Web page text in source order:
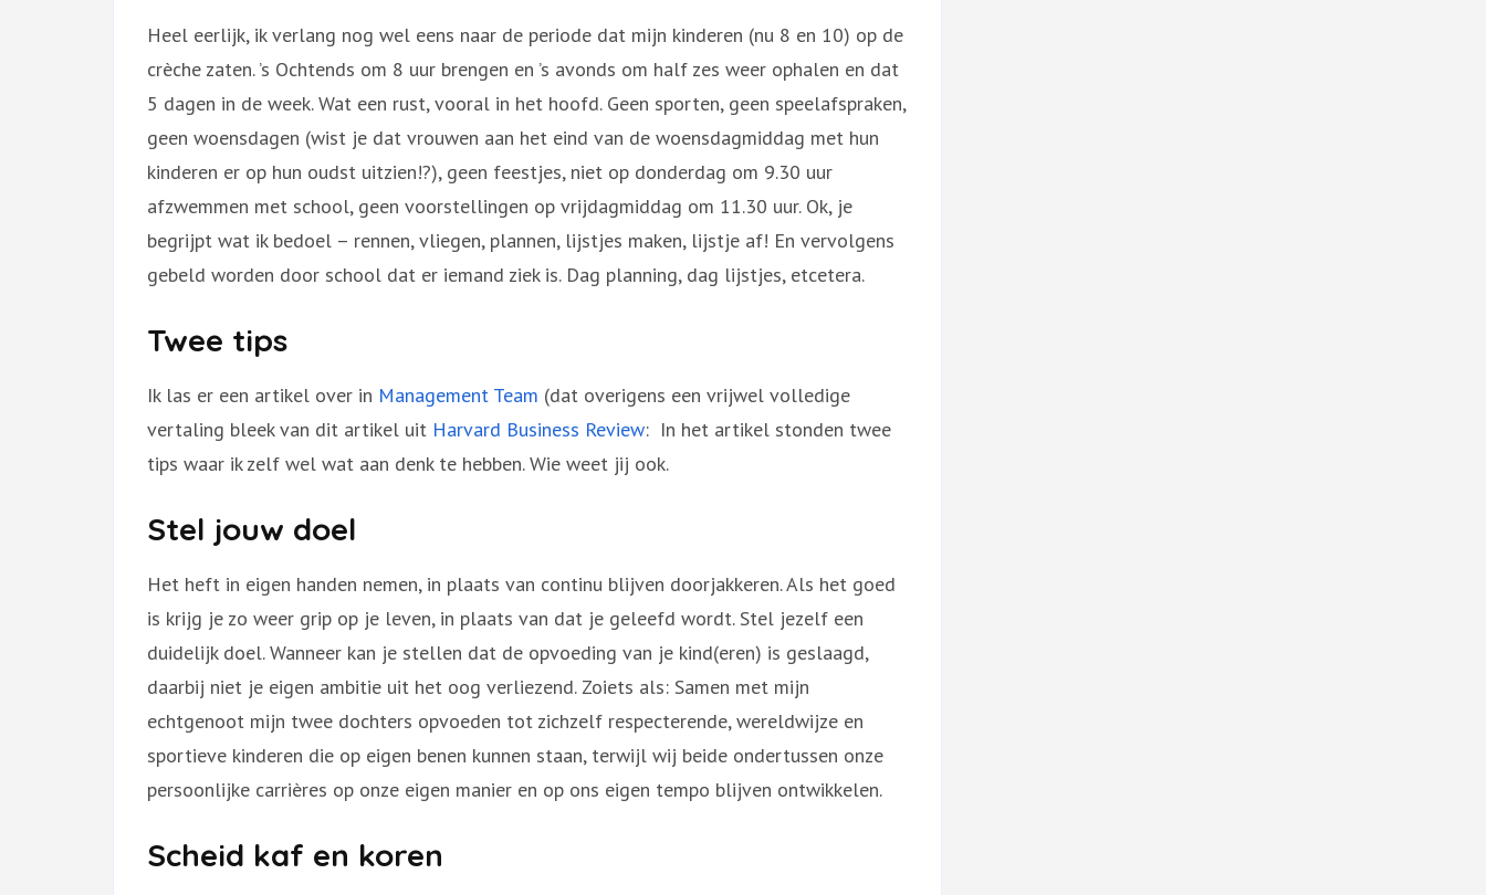
Heel eerlijk, ik verlang nog wel eens naar de periode dat mijn kinderen (nu 8 en 10) op de
crèche zaten. ’s Ochtends om 8 uur brengen en ’s avonds om half zes weer ophalen en dat
5 dagen in de week. Wat een rust, vooral in het hoofd. Geen sporten, geen speelafspraken,
geen woensdagen (wist je dat vrouwen aan het eind van de woensdagmiddag met hun
kinderen er op hun oudst uitzien!?), geen feestjes, niet op donderdag om 9.30 uur
afzwemmen met school, geen voorstellingen op vrijdagmiddag om 11.30 uur. Ok, je
begrijpt wat ik bedoel – rennen, vliegen, plannen, lijstjes maken, lijstje af! En vervolgens
gebeld worden door school dat er iemand ziek is. Dag planning, dag lijstjes, etcetera.
Twee tips
Ik las er een artikel over in Management Team (dat overigens een vrijwel volledige
vertaling bleek van dit artikel uit Harvard Business Review: In het artikel stonden twee
tips waar ik zelf wel wat aan denk te hebben. Wie weet jij ook.
Stel jouw doel
Het heft in eigen handen nemen, in plaats van continu blijven doorjakkeren. Als het goed
is krijg je zo weer grip op je leven, in plaats van dat je geleefd wordt. Stel jezelf een
duidelijk doel. Wanneer kan je stellen dat de opvoeding van je kind(eren) is geslaagd,
daarbij niet je eigen ambitie uit het oog verliezend. Zoiets als: Samen met mijn
echtgenoot mijn twee dochters opvoeden tot zichzelf respecterende, wereldwijze en
sportieve kinderen die op eigen benen kunnen staan, terwijl wij beide ondertussen onze
persoonlijke carrières op onze eigen manier en op ons eigen tempo blijven ontwikkelen.
Scheid kaf en koren